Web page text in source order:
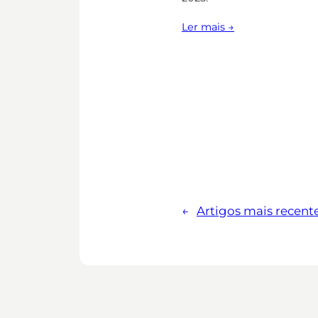
Ler mais →
← Artigos mais